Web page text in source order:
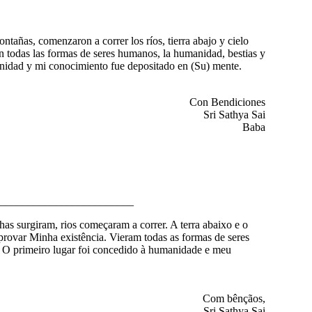
comenzaron a correr los ríos, tierra abajo y cielo
las formas de seres humanos, la humanidad, bestias y
y mi conocimiento fue depositado en (Su) mente.
Con Bendiciones
Sri Sathya Sai
Baba
surgiram, rios começaram a correr. A terra abaixo e o
Minha existência. Vieram todas as formas de seres
primeiro lugar foi concedido à humanidade e meu
Com bênçãos,